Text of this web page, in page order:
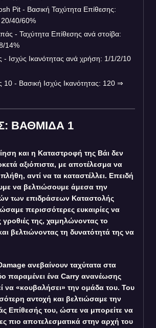
Pit - Βασική Ταχύτητα Επίθεσης:
20/40/60%
- Ταχύτητα Επίθεσης ανά στοίβα:
14%
Ισχύς Ικανότητας ανά χρήση: 1/1/2/10
- Βασική Ισχύς Ικανότητας: 120 ⇒
ΒΑΘΜΙΔΑ 1
και η Καταστροφή της Βάι δεν
αξιόπιστα, με αποτέλεσμα να
αντί να τα καταστέλλει. Επειδή
να βελτιώσουμε άμεσα την
των επιδράσεων Καταστολής
περισσότερες ευκαιρίες να
γροθιές της, χαμηλώνοντας το
βελτιώνοντας τη δυνατότητά της να
ανεβαίνουν ταχύτατα στα
παραμένει ένα Carry ανανέωσης
να «κουβαλήσει» την ομάδα του. Του
αντοχή και βελτιώσαμε την
Επίθεσής του, ώστε να μπορείτε να
πιο αποτελεσματικά στην αρχή του